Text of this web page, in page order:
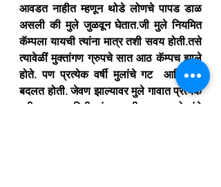
आवडत नाहीत म्हणून थोडे लोणचे पापड डाळ
असली की मुले जुळवून घेतात.जी मुले नियमित
कॅम्पला यायची त्यांना मात्र तशी सवय होती.तसे
त्यावेळीं मुक्तांगण ग्रुपचे सात आठ कॅम्पच झाले
होते. पण प्रत्येक वर्षी मुलांचे गट  आणि मुले
बदलत होती. जेवण झाल्यावर मुले गावात प्रत्येक
घरी जाऊन माहिती सांगू लागली. इथल्या लोकांचे